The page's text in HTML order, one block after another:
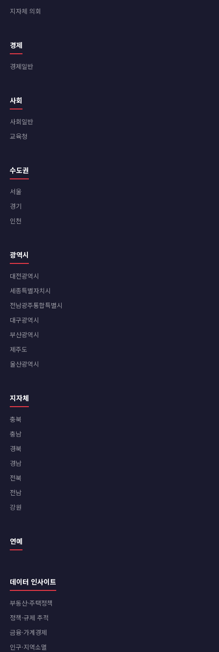
지자체 의회
경제
경제일반
사회
사회일반
교육청
수도권
서울
경기
인천
광역시
대전광역시
세종특별자치시
전남광주통합특별시
대구광역시
부산광역시
제주도
울산광역시
지자체
충북
충남
경북
경남
전북
전남
강원
연예
데이터 인사이트
부동산·주택정책
정책·규제 추적
금융·가계경제
인구·지역소멸